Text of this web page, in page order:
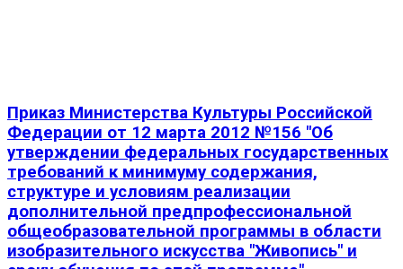
Приказ Министерства Культуры Российской
Федерации от 12 марта 2012 №156 "Об
утверждении федеральных государственных
требований к минимуму содержания,
структуре и условиям реализации
дополнительной предпрофессиональной
общеобразовательной программы в области
изобразительного искусства "Живопись" и